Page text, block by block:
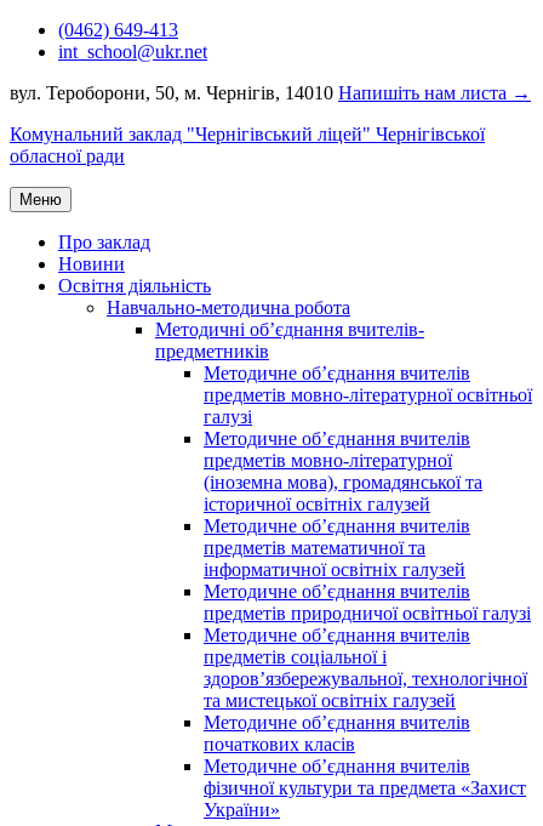
Перейти(0462) 649-413
int_school@ukr.net
вул. Тероборони, 50, м. Чернігів, 14010 Напишіть нам листа →
Комунальний заклад "Чернігівський ліцей" Чернігівської
обласної ради
Меню
Про заклад
Новини
Освітня діяльність
Навчально-методична робота
Методичні об’єднання вчителів-
предметників
Методичне об’єднання вчителів
предметів мовно-літературної освітньої
галузі
Методичне об’єднання вчителів
предметів мовно-літературної
(іноземна мова), громадянської та
історичної освітніх галузей
Методичне об’єднання вчителів
предметів математичної та
інформатичної освітніх галузей
Методичне об’єднання вчителів
предметів природничої освітньої галузі
Методичне об’єднання вчителів
предметів соціальної і
здоров’язбережувальної, технологічної
та мистецької освітніх галузей
Методичне об’єднання вчителів
початкових класів
Методичне об’єднання вчителів
фізичної культури та предмета «Захист
України»